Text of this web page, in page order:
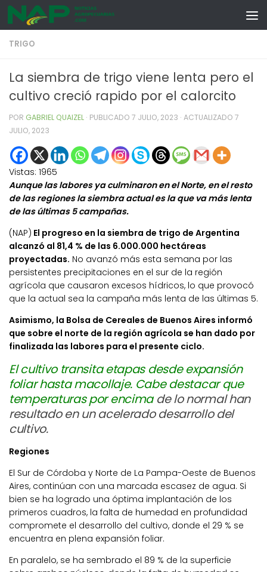
Skip to content
TRIGO
La siembra de trigo viene lenta pero el
cultivo creció rapido por el calorcito
POR GABRIEL QUAIZEL · PUBLICADO 7 JULIO, 2023 · ACTUALIZADO 7
JULIO, 2023
Vistas: 1965
Aunque las labores ya culminaron en el Norte, en el resto
de las regiones la siembra actual es la que va más lenta
de las últimas 5 campañas.
(NAP) El progreso en la siembra de trigo de Argentina
alcanzó al 81,4 % de las 6.000.000 hectáreas
proyectadas. No avanzó más esta semana por las
persistentes precipitaciones en el sur de la región
agrícola que causaron excesos hídricos, lo que provocó
que la actual sea la campaña más lenta de las últimas 5.
Asimismo, la Bolsa de Cereales de Buenos Aires informó
que sobre el norte de la región agrícola se han dado por
finalizada las labores para el presente ciclo.
El cultivo transita etapas desde expansión
foliar hasta macollaje. Cabe destacar que
temperaturas por encimade lo normal han
resultado en un acelerado desarrollo del
cultivo.
Regiones
El Sur de Córdoba y Norte de La Pampa-Oeste de Buenos
Aires, continúan con una marcada escasez de agua. Si
bien se ha logrado una óptima implantación de los
primeros cuadros, la falta de humedad en profundidad
compromete el desarrollo del cultivo, donde el 29 % se
encuentra en plena expansión foliar.
En paralelo, se ha sembrado el 89 % de la superficie